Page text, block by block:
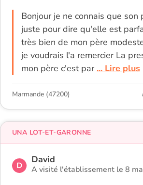
Bonjour je ne connais que son
juste pour dire qu'elle est
très bien de mon père
je voudrais l'a remercier La
mon père c'est par ... Lire plus
Marmande (47200)
D
David
A visité l'établissement le 8
UNA LOT-ET-GARONNE